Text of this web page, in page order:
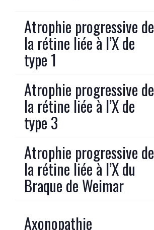
Atrophie progressive de
la rétine liée à l’X de
type 1
Atrophie progressive de
la rétine liée à l’X de
type 3
Atrophie progressive de
la rétine liée à l’X du
Braque de Weimar
Axonopathie